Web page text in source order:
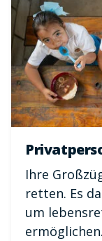
Ihre
retten. Es
um